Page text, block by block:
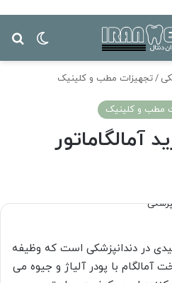
تغییر
/تجهیزات مطب و کلینیک
مطب و کلینیک
آمالگاماتور
در دندانپزشکی است که وظیفه
آمالگام با پودر آلیاژ و جیوه می